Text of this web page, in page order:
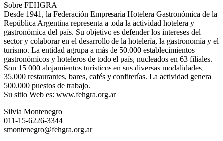
Sobre FEHGRA
Desde 1941, la Federación Empresaria Hotelera Gastronómica de la
República Argentina representa a toda la actividad hotelera y
gastronómica del país. Su objetivo es defender los intereses del
sector y colaborar en el desarrollo de la hotelería, la gastronomía y el
turismo. La entidad agrupa a más de 50.000 establecimientos
gastronómicos y hoteleros de todo el país, nucleados en 63 filiales.
Son 15.000 alojamientos turísticos en sus diversas modalidades,
35.000 restaurantes, bares, cafés y confiterías. La actividad genera
500.000 puestos de trabajo.
Su sitio Web es: www.fehgra.org.ar
Silvia Montenegro
011-15-6226-3344
smontenegro@fehgra.org.ar